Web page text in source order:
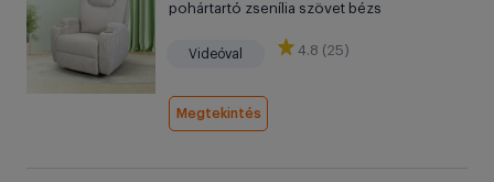
pohártartó zsenília szövet bézs
Videóval 4.8 (25)
Megtekintés